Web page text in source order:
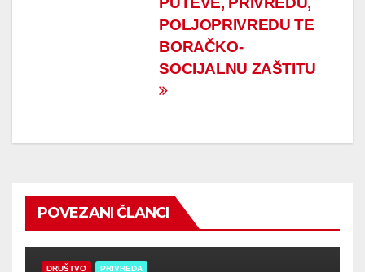
POLJOPRIVREDU TE
BORAČKO-
SOCIJALNU ZAŠTITU
POVEZANI ČLANCI
DRUŠTVO PRIVREDA